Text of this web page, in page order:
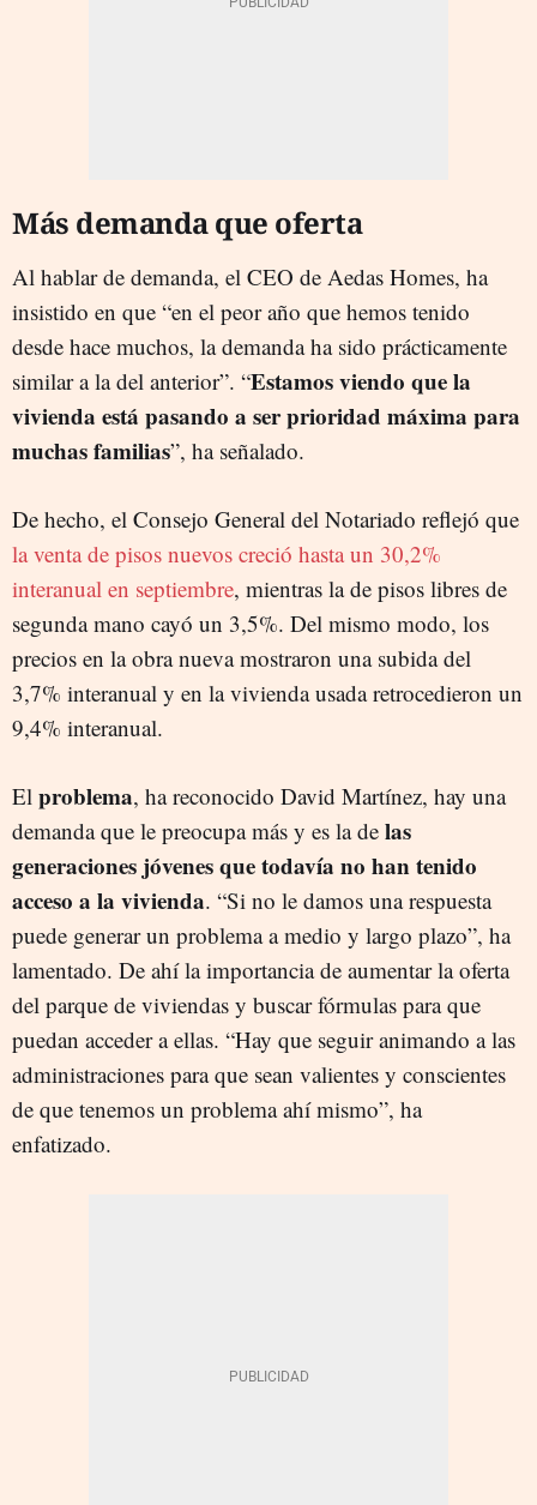
Más demanda que oferta
Al hablar de demanda, el CEO de Aedas Homes, ha
insistido en que “en el peor año que hemos tenido
desde hace muchos, la demanda ha sido prácticamente
similar a la del anterior”. “Estamos viendo que la
vivienda está pasando a ser prioridad máxima para
muchas familias”, ha señalado.
De hecho, el Consejo General del Notariado reflejó que
la venta de pisos nuevos creció hasta un 30,2%
interanual en septiembre, mientras la de pisos libres de
segunda mano cayó un 3,5%. Del mismo modo, los
precios en la obra nueva mostraron una subida del
3,7% interanual y en la vivienda usada retrocedieron un
9,4% interanual.
El problema, ha reconocido David Martínez, hay una
demanda que le preocupa más y es la de las
generaciones jóvenes que todavía no han tenido
acceso a la vivienda. “Si no le damos una respuesta
puede generar un problema a medio y largo plazo”, ha
lamentado. De ahí la importancia de aumentar la oferta
del parque de viviendas y buscar fórmulas para que
puedan acceder a ellas. “Hay que seguir animando a las
administraciones para que sean valientes y conscientes
de que tenemos un problema ahí mismo”, ha
enfatizado.